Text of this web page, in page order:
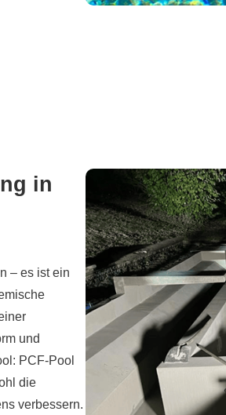
in
– es ist ein
und
PCF-Pool
die
verbessern.